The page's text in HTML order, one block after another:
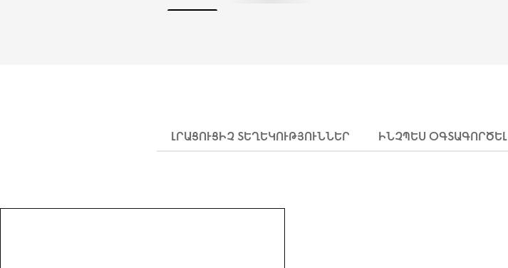
ԼՐԱՑՈՒՑԻՉ ՏԵՂԵԿՈՒԹՅՈՒՆՆԵՐ ԻՆՉՊԵՍ ՕԳՏԱԳՈՐԾԵԼ